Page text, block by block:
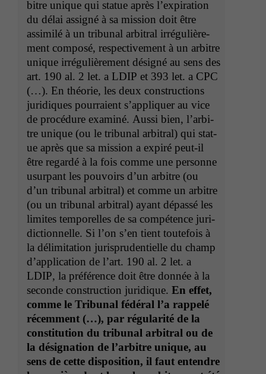
bi­tre unique qui stat­ue après l’ex­pi­ra­tion
du délai assigné à sa mis­sion doit être
assim­ilé à un tri­bunal arbi­tral irrégulière­
ment com­posé, respec­tive­ment à un arbi­tre
unique irrégulière­ment désigné au sens des
art. 190 al. 2 let. a LDIP et 393 let. a CPC
(…). En théorie, les deux con­struc­tions
juridiques pour­raient s’ap­pli­quer au vice
de procé­dure exam­iné. Aus­si bien, l’ar­bi­
tre unique (ou le tri­bunal arbi­tral) qui stat­
ue après que sa mis­sion a expiré peut-il
être regardé à la fois comme une per­son­ne
usurpant les pou­voirs d’un arbi­tre (ou
d’un tri­bunal arbi­tral) et comme un arbi­tre
(ou un tri­bunal arbi­tral) ayant dépassé les
lim­ites tem­porelles de sa com­pé­tence juri­
dic­tion­nelle. Si l’on s’en tient toute­fois à
la délim­i­ta­tion jurispru­den­tielle du champ
d’ap­pli­ca­tion de l’art. 190 al. 2 let. a
LDIP, la préférence doit être don­née à la
sec­onde con­struc­tion juridique. En effet,
comme le Tri­bunal fédéral l’a rap­pelé
récem­ment (…), par régu­lar­ité de la
con­sti­tu­tion du tri­bunal arbi­tral ou de
la désig­na­tion de l’ar­bi­tre unique, au
sens de cette dis­po­si­tion, il faut enten­dre
Notwendige
Cookies
Diese
Cookies sind
nicht
optional, es
braucht sie,
damit die
Website
korrekt
angezeigt
werden kann.
Statistiken
Um unsere
Website zu
verbessern,
zeichnen
wir
anonyme
statistische
Daten auf.
Funktionalität
Einige